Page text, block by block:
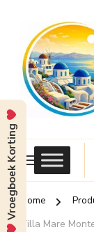
Home
Villa Mare
Vroegboek Korting